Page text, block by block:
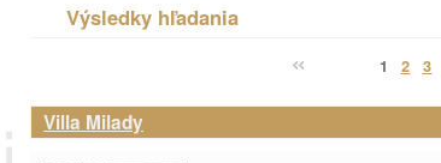
Výsledky hľadania
1 2 3
Villa Milady